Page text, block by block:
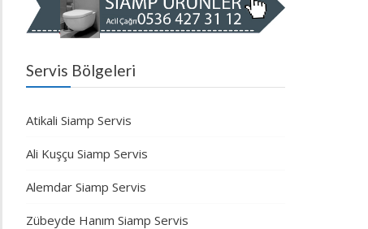
Servis Bölgeleri
Atikali Siamp Servis
Ali Kuşçu Siamp Servis
Alemdar Siamp Servis
Zübeyde Hanım Siamp Servis